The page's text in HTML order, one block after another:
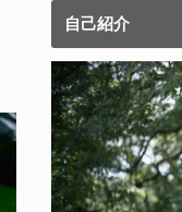
自己紹介